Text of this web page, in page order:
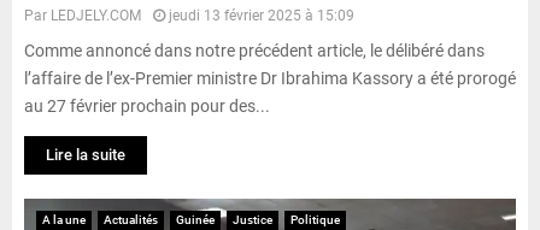
Par LEDJELY.COM jeudi 13 février 2025 à 15:09
Comme annoncé dans notre précédent article, le délibéré dans
l’affaire de l’ex-Premier ministre Dr Ibrahima Kassory a été prorogé
au 27 février prochain pour des...
Lire la suite
A la une Actualités Guinée Justice Politique